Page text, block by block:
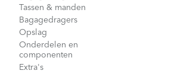
Tassen & manden
Bagagedragers
Opslag
Onderdelen en
componenten
Extra's